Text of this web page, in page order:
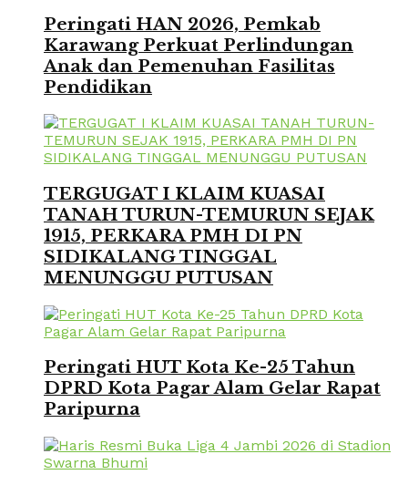
Peringati HAN 2026, Pemkab
Karawang Perkuat Perlindungan
Anak dan Pemenuhan Fasilitas
Pendidikan
TERGUGAT I KLAIM KUASAI
TANAH TURUN-TEMURUN SEJAK
1915, PERKARA PMH DI PN
SIDIKALANG TINGGAL
MENUNGGU PUTUSAN
Peringati HUT Kota Ke-25 Tahun
DPRD Kota Pagar Alam Gelar Rapat
Paripurna